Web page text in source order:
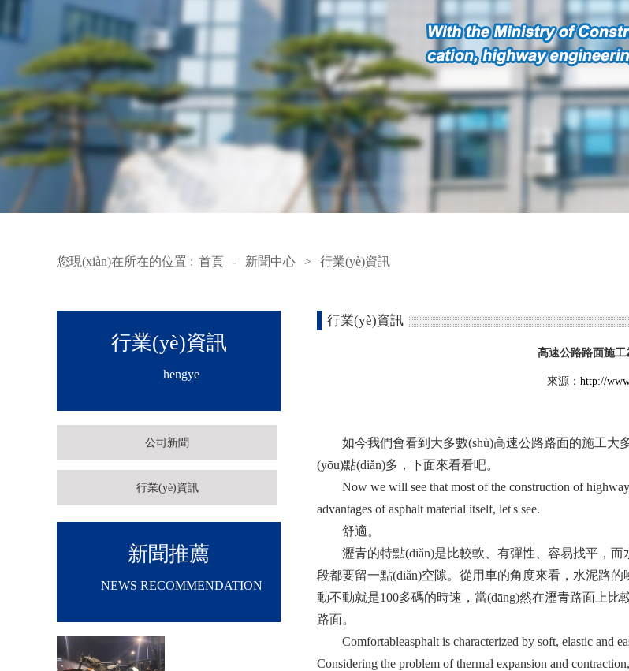
您現(xiàn)在所在的位置 : 首頁 - 新聞中心 > 行業(yè)資訊
行業(yè)資訊
hengye
公司新聞
行業(yè)資訊
新聞推薦
NEWS RECOMMENDATION
行業(yè)資訊
高速公路路面施工
來源： http://
如今我們會看到大多數(shù)高速公路路面的施工大多
(yōu)點(diǎn)多，下面來看看吧。
Now we will see that most of the construction of highway
advantages of asphalt material itself, let's see.
舒適。
瀝青的特點(diǎn)是比較軟、有彈性、容易找平，而水泥比
段都要留一點(diǎn)空隙。從用車的角度來看，水泥路
動不動就是100多碼的時速，當(dāng)然在瀝青路面上
路面。
Comfortableasphalt is characterized by soft, elastic and
Considering the problem of thermal expansion and